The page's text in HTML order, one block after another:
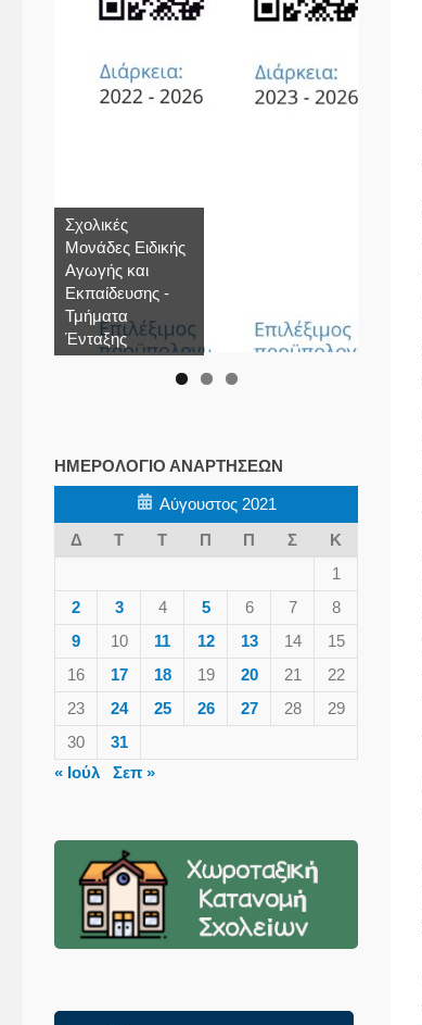
Σχολικές
Μονάδες Ειδικής
Αγωγής και
Εκπαίδευσης -
Τμήματα
Ένταξης
ΗΜΕΡΟΛΌΓΙΟ ΑΝΑΡΤΉΣΕΩΝ
Αύγουστος 2021
Δ
Τ Τ Π Π Σ
Κ
1
2
3 4 5 6 7
8
9
10 11 12 13 14
15
16
17 18 19 20 21
22
23
24 25 26 27 28
29
30
31
« Ιούλ
Σεπ »